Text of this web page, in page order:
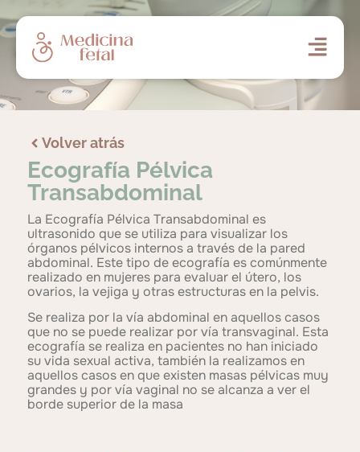
Volver atrás
Ecografía Pélvica
Transabdominal
La Ecografía Pélvica Transabdominal es
ultrasonido que se utiliza para visualizar los
órganos pélvicos internos a través de la pared
abdominal. Este tipo de ecografía es comúnmente
realizado en mujeres para evaluar el útero, los
ovarios, la vejiga y otras estructuras en la pelvis.
Se realiza por la vía abdominal en aquellos casos
que no se puede realizar por vía transvaginal. Esta
ecografía se realiza en pacientes no han iniciado
su vida sexual activa, también la realizamos en
aquellos casos en que existen masas pélvicas muy
grandes y por vía vaginal no se alcanza a ver el
borde superior de la masa